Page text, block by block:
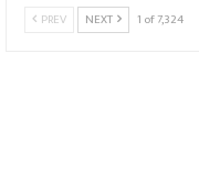
PREV NEXT 1 of 7,324